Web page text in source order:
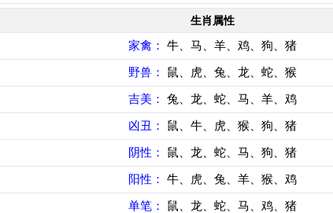
生肖属性
家禽： 牛、马、羊、鸡、狗、猪
野兽： 鼠、虎、兔、龙、蛇、猴
吉美： 兔、龙、蛇、马、羊、鸡
凶丑： 鼠、牛、虎、猴、狗、猪
阴性： 鼠、龙、蛇、马、狗、猪
阳性： 牛、虎、兔、羊、猴、鸡
单笔： 鼠、龙、蛇、马、鸡、猪